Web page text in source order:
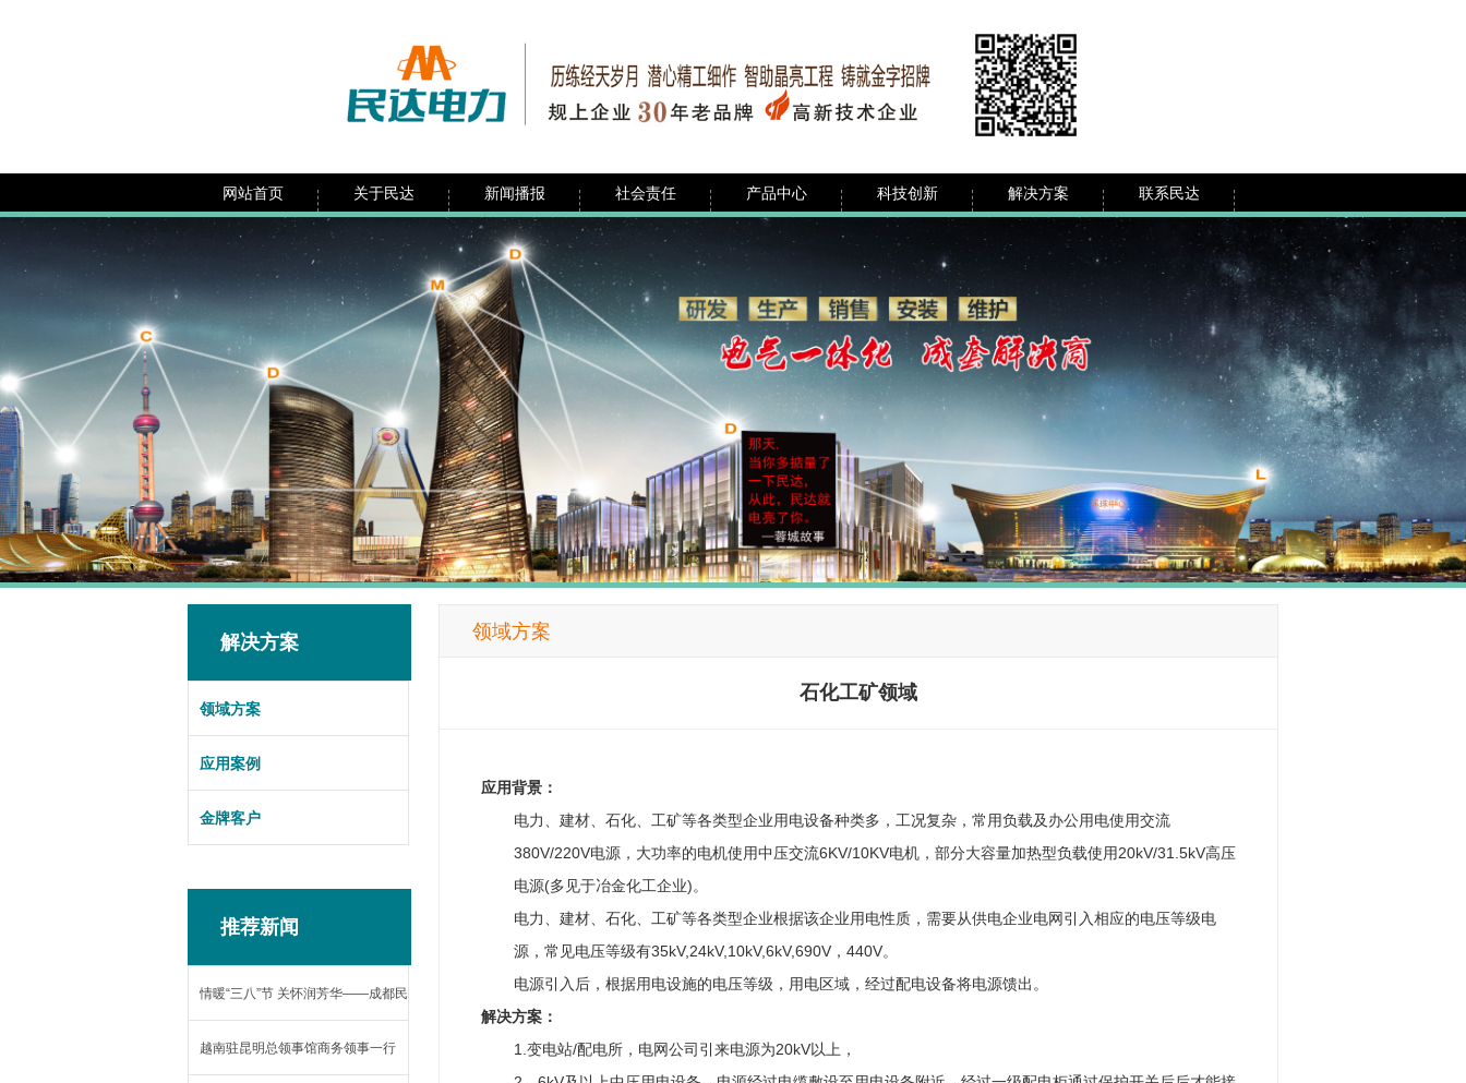
网站首页 关于民达 新闻播报 社会责任 产品中心 科技创新 解决方案 联系民达
解决方案
领域方案
应用案例
金牌客户
推荐新闻
情暖“三八”节 关怀润芳华——成都民
达电力设备有限公司开展妇女节慰问
越南驻昆明总领事馆商务领事一行
领域方案
石化工矿领域
应用背景：
电力、建材、石化、工矿等各类型企业用电设备种类多，工况复杂，常用负载及办公用电使用交流
380V/220V电源，大功率的电机使用中压交流6KV/10KV电机，部分大容量加热型负载使用20kV/31.5kV高压
电源(多见于冶金化工企业)。
电力、建材、石化、工矿等各类型企业根据该企业用电性质，需要从供电企业电网引入相应的电压等级电
源，常见电压等级有35kV,24kV,10kV,6kV,690V，440V。
电源引入后，根据用电设施的电压等级，用电区域，经过配电设备将电源馈出。
解决方案：
1.变电站/配电所，电网公司引来电源为20kV以上，